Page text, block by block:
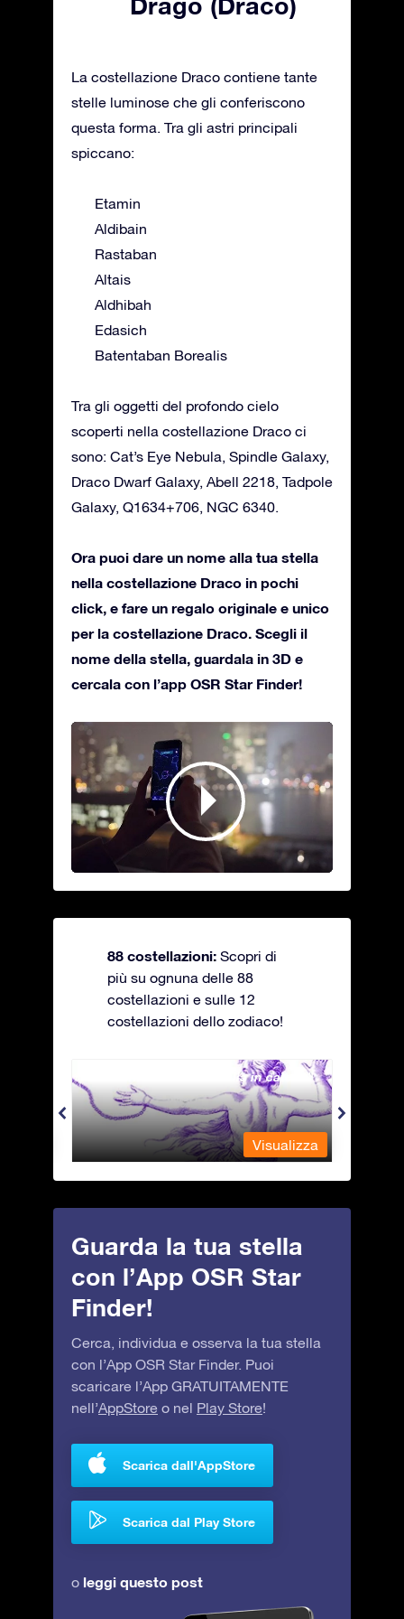
La costellazione Draco contiene tante
stelle luminose che gli conferiscono
questa forma. Tra gli astri principali
spiccano:
Etamin
Aldibain
Rastaban
Altais
Aldhibah
Edasich
Batentaban Borealis
Tra gli oggetti del profondo cielo
scoperti nella costellazione Draco ci
sono: Cat’s Eye Nebula, Spindle Galaxy,
Draco Dwarf Galaxy, Abell 2218, Tadpole
Galaxy, Q1634+706, NGC 6340.
Ora puoi dare un nome alla tua stella
nella costellazione Draco in pochi
click, e fare un regalo originale e unico
per la costellazione Draco. Scegli il
nome della stella, guardala in 3D e
cercala con l’app OSR Star Finder!
88 costellazioni: Scopri di
più su ognuna delle 88
costellazioni e sulle 12
costellazioni dello zodiaco!
Andromeda - La fanciulla in catene
Visualizza
Guarda la tua stella
con l’App OSR Star
Finder!
Cerca, individua e osserva la tua stella
con l’App OSR Star Finder. Puoi
scaricare l’App GRATUITAMENTE
nell’AppStore o nel Play Store!
Scarica dall'AppStore
Scarica dal Play Store
o leggi questo post